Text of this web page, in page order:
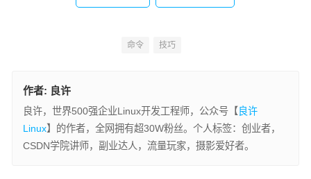
命令 技巧
作者: 良许
良许，世界500强企业Linux开发工程师，公众号【 良许
Linux】的作者，全网拥有超30W粉丝。个人标签：创业者，
CSDN学院讲师，副业达人，流量玩家，摄影爱好者。